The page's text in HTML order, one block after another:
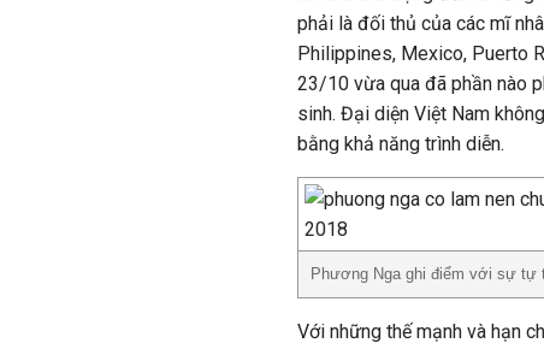
phải là đối thủ của các mĩ
Philippines, Mexico, Puerto
23/10 vừa qua đã phần nào
sinh. Đại diện Việt Nam
bằng khả năng trình diễn.
Phương Nga ghi điểm với sự tự
Với những thế mạnh và hạn